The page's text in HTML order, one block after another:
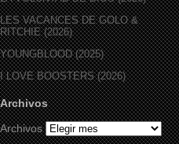
LES VACANCES DE GOLO &
RITCHIE (2026)
YOUNGBLOOD (2025)
I LOVE BOOSTERS (2026)
Archivos
Archivos